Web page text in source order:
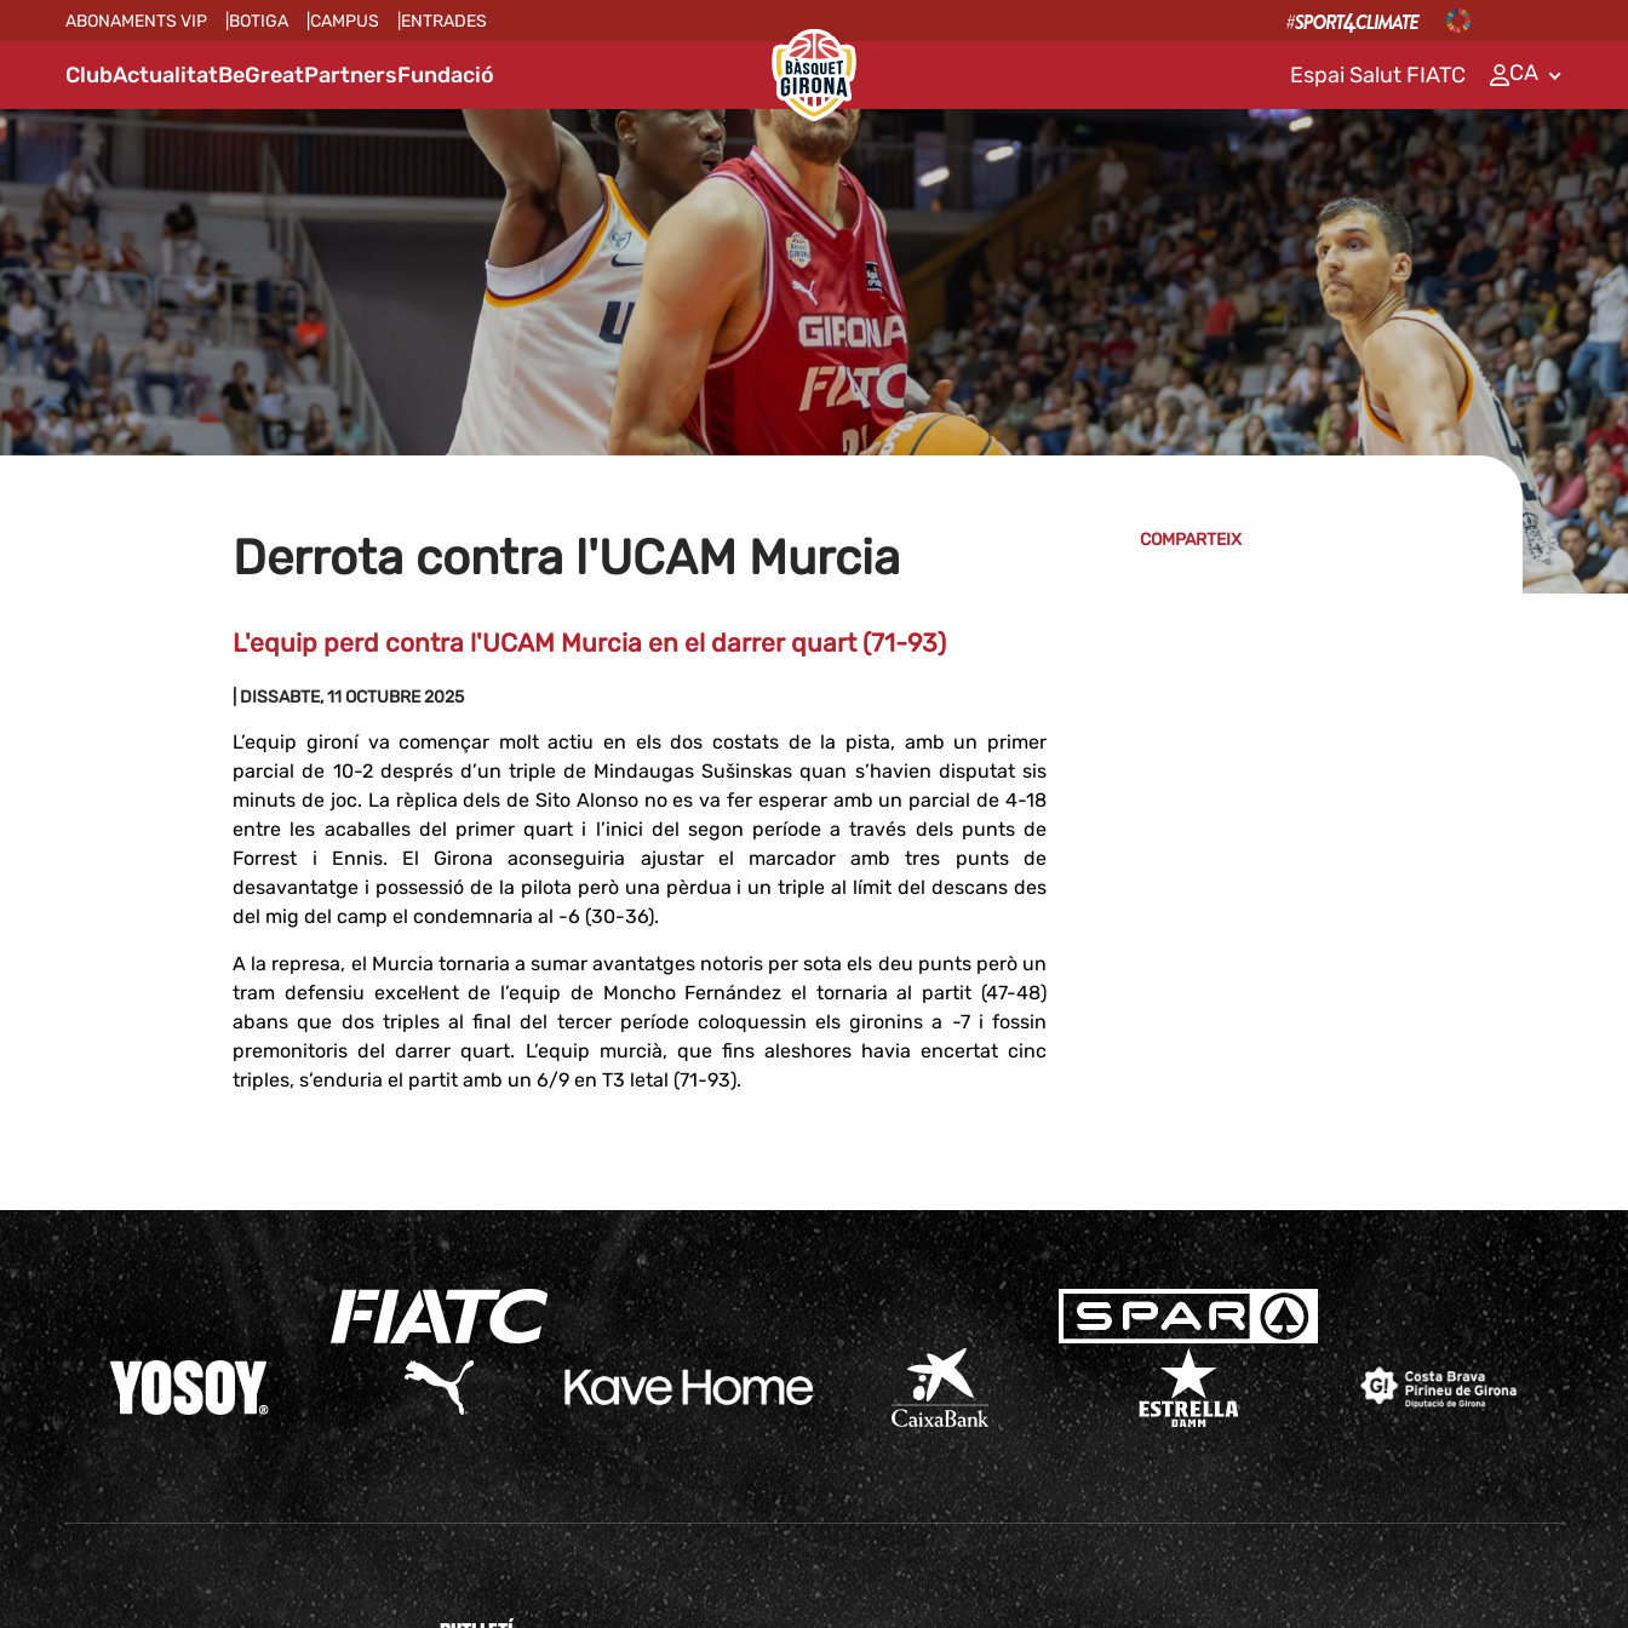
ABONAMENTS VIP BOTIGA CAMPUS ENTRADES
ClubActualitatBeGreatPartnersFundació Espai Salut FIATC CA
Derrota contra l'UCAM Murcia
L'equip perd contra l'UCAM Murcia en el darrer quart (71-93)
| DISSABTE, 11 OCTUBRE 2025
L’equip gironí va començar molt actiu en els dos costats de la pista, amb un primer
parcial de 10-2 després d’un triple de Mindaugas Sušinskas quan s’havien disputat sis
minuts de joc. La rèplica dels de Sito Alonso no es va fer esperar amb un parcial de 4-18
entre les acaballes del primer quart i l’inici del segon període a través dels punts de
Forrest i Ennis. El Girona aconseguiria ajustar el marcador amb tres punts de
desavantatge i possessió de la pilota però una pèrdua i un triple al límit del descans des
del mig del camp el condemnaria al -6 (30-36).
A la represa, el Murcia tornaria a sumar avantatges notoris per sota els deu punts però un
tram defensiu excel·lent de l’equip de Moncho Fernández el tornaria al partit (47-48)
abans que dos triples al final del tercer període coloquessin els gironins a -7 i fossin
premonitoris del darrer quart. L’equip murcià, que fins aleshores havia encertat cinc
triples, s’enduria el partit amb un 6/9 en T3 letal (71-93).
COMPARTEIX